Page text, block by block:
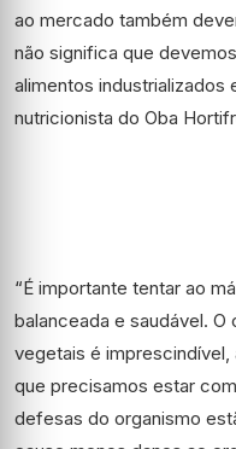
ao mercado também
não significa que
alimentos industrializados
nutricionista do Oba
“É importante tentar ao
balanceada e saudável.
vegetais é imprescindível,
que precisamos estar
defesas do organismo